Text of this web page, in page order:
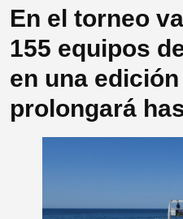
En el torneo
155 equipos
en una
prolongará